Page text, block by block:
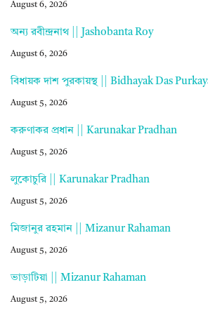
August 6, 2026
অন্য রবীন্দ্রনাথ || Jashobanta Roy
August 6, 2026
বিধায়ক দাশ পুরকায়স্থ || Bidhayak Das
August 5, 2026
করুণাকর প্রধান || Karunakar Pradhan
August 5, 2026
লুকোচুরি || Karunakar Pradhan
August 5, 2026
মিজানুর রহমান || Mizanur Rahaman
August 5, 2026
ভাড়াটিয়া || Mizanur Rahaman
August 5, 2026